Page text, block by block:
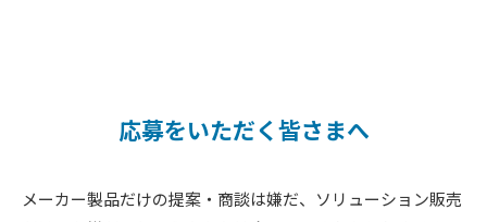
応募をいただく皆さまへ
メーカー製品だけの提案・商談は嫌だ、ソリューション販売